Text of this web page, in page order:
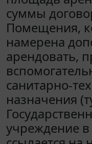
суммы
Помещения,
намерена
арендовать,
санитарно-
назначения
учреждение